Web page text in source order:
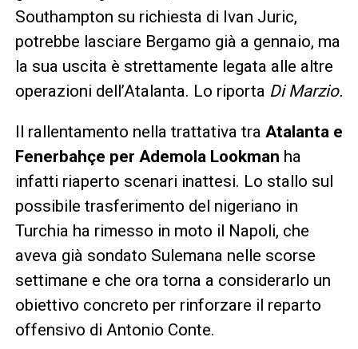
Southampton su richiesta di Ivan Juric,
potrebbe lasciare Bergamo già a gennaio, ma
la sua uscita è strettamente legata alle altre
operazioni dell’Atalanta. Lo riporta Di Marzio.
Il rallentamento nella trattativa tra Atalanta e
Fenerbahçe per Ademola Lookman ha
infatti riaperto scenari inattesi. Lo stallo sul
possibile trasferimento del nigeriano in
Turchia ha rimesso in moto il Napoli, che
aveva già sondato Sulemana nelle scorse
settimane e che ora torna a considerarlo un
obiettivo concreto per rinforzare il reparto
offensivo di Antonio Conte.